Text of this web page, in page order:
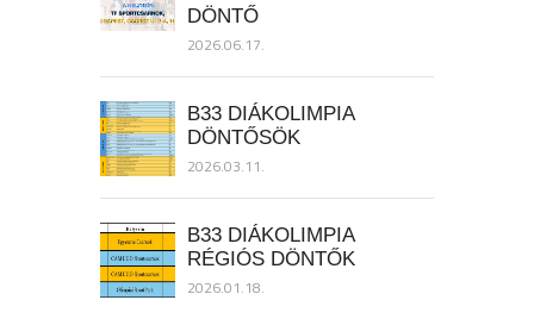
DÖNTŐ
2026.06.17.
B33 DIÁKOLIMPIA
DÖNTŐSÖK
2026.03.11.
B33 DIÁKOLIMPIA
RÉGIÓS DÖNTŐK
2026.01.18.